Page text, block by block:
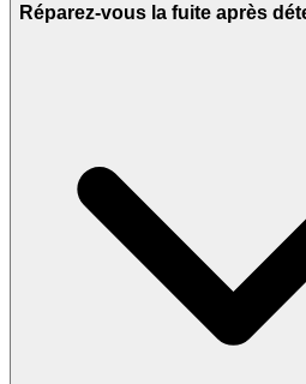
Réparez-vous la fuite après